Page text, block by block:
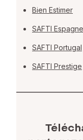
Bien Estimer
SAFTI Espagne
SAFTI Portugal
SAFTI Prestige